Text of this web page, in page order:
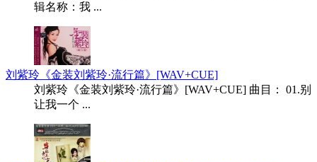
辑名称：我 ...
刘紫玲《金装刘紫玲·流行篇》[WAV+CUE]
刘紫玲《金装刘紫玲·流行篇》[WAV+CUE] 曲目： 01.别
让我一个 ...